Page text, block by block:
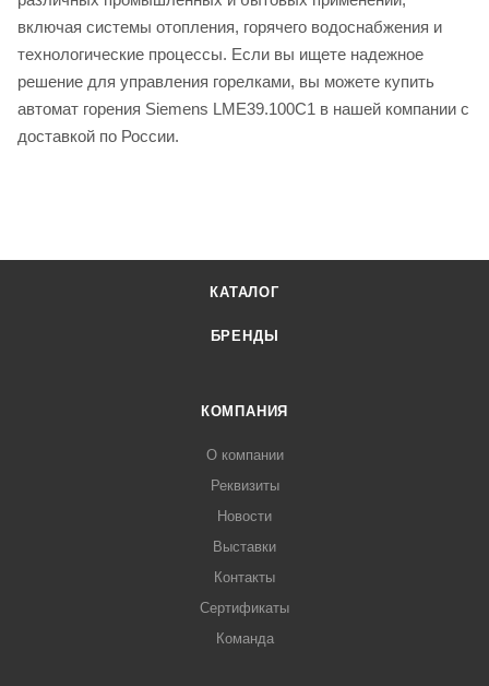
включая системы отопления, горячего водоснабжения и
технологические процессы. Если вы ищете надежное
решение для управления горелками, вы можете купить
автомат горения Siemens LME39.100C1 в нашей компании с
доставкой по России.
КАТАЛОГ
БРЕНДЫ
КОМПАНИЯ
О компании
Реквизиты
Новости
Выставки
Контакты
Сертификаты
Команда